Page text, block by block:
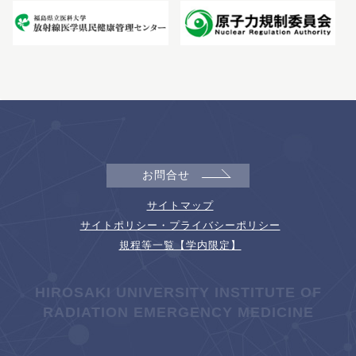
お問合せ
サイトマップ
サイトポリシー・プライバシーポリシー
規程等一覧【学内限定】
HIROSAKI UNIVERSITY INSTITUTE OF
RADIATION EMERGENCY MEDICINE